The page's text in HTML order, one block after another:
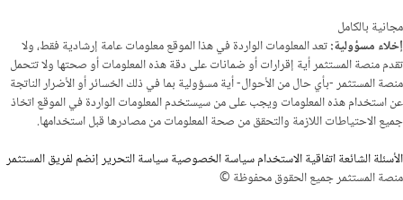
مجانية بالكامل
إخلاء مسؤولية:تعد المعلومات الواردة في هذا الموقع معلومات عامة إرشادية فقط، ولا
تقدم منصة المستثمر أية إقرارات أو ضمانات على دقة هذه المعلومات أو صحتها ولا تتحمل
منصة المستثمر -بأي حال من الأحوال- أية مسؤولية بما في ذلك الخسائر أو الأضرار الناتجة
عن استخدام هذه المعلومات ويجب على من سيستخدم المعلومات الواردة في الموقع اتخاذ
جميع الاحتياطات اللازمة والتحقق من صحة المعلومات من مصادرها قبل استخدامها.
الأسئلة الشائعةاتفاقية الاستخدامسياسة الخصوصيةسياسة التحريرإنضم لفريق المستثمر
منصة المستثمر جميع الحقوق محفوظة ©